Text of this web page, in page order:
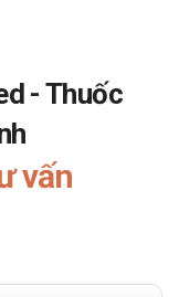
- Thuốc
vấn